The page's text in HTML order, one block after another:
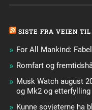
SISTE FRA VEIEN TIL
For All Mankind:
Romfart og
Musk Watch august
og Mk2 og
Kunne sovjeterne ha